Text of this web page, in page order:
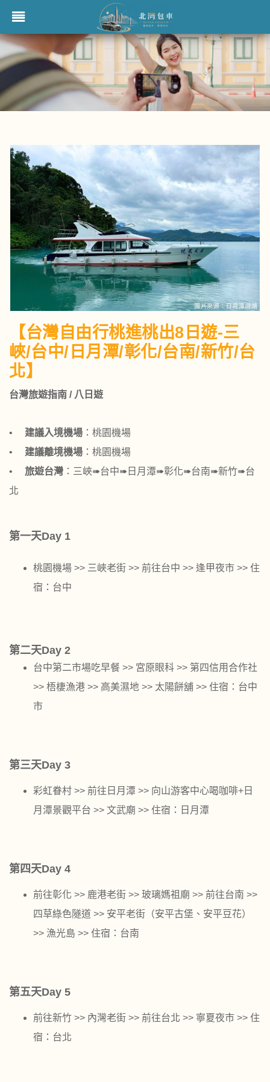
【台灣自由行桃進桃出8日遊-三
峽/台中/日月潭/彰化/台南/新竹/台
北】
台灣旅遊指南 / 八日遊
• 建議入境機場 ：桃園機場
• 建議離境機場 ：桃園機場
• 旅遊台灣 ：三峽➠台中➠日月潭➠彰化➠台南➠新竹➠台
北
第一天Day 1
桃園機場 >> 三峽老街 >> 前往台中 >> 逢甲夜市 >> 住
宿：台中
第二天Day 2
台中第二市場吃早餐 >> 宮原眼科 >> 第四信用合作社
>> 梧棲漁港 >> 高美濕地 >> 太陽餅舖 >> 住宿：台中
市
第三天Day 3
彩虹眷村 >> 前往日月潭 >> 向山游客中心喝咖啡+日
月潭景觀平台 >> 文武廟 >> 住宿：日月潭
第四天Day 4
前往彰化 >> 鹿港老街 >> 玻璃媽祖廟 >> 前往台南 >>
四草綠色隧道 >> 安平老街（安平古堡、安平豆花）
>> 漁光島 >> 住宿：台南
第五天Day 5
前往新竹 >> 內灣老街 >> 前往台北 >> 寧夏夜市 >> 住
宿：台北